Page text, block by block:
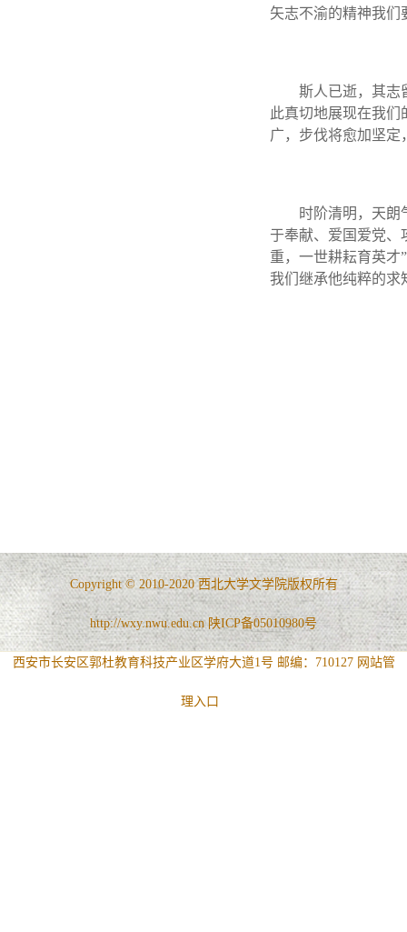
矢志不渝的精神我们
斯人已逝，其志
此真切地展现在我
广，步伐将愈加坚定
时阶清明，天朗
于奉献、爱国爱党、
重，一世耕耘育英才
我们继承他纯粹的求
Copyright © 2010-2020 西北大学文学院版权所有
http://wxy.nwu.edu.cn 陕ICP备05010980号
西安市长安区郭杜教育科技产业区学府大道1号 邮编：710127 网站管
理入口